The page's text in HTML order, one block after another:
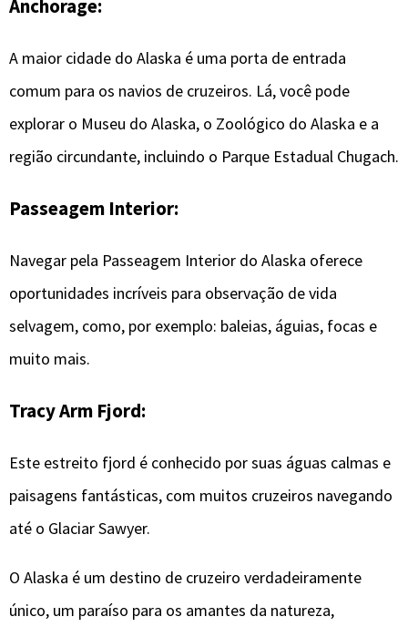
Anchorage:
A maior cidade do Alaska é uma porta de entrada
comum para os navios de cruzeiros. Lá, você pode
explorar o Museu do Alaska, o Zoológico do Alaska e a
região circundante, incluindo o Parque Estadual Chugach.
Passeagem Interior:
Navegar pela Passeagem Interior do Alaska oferece
oportunidades incríveis para observação de vida
selvagem, como, por exemplo: baleias, águias, focas e
muito mais.
Tracy Arm Fjord:
Este estreito fjord é conhecido por suas águas calmas e
paisagens fantásticas, com muitos cruzeiros navegando
até o Glaciar Sawyer.
O Alaska é um destino de cruzeiro verdadeiramente
único, um paraíso para os amantes da natureza,